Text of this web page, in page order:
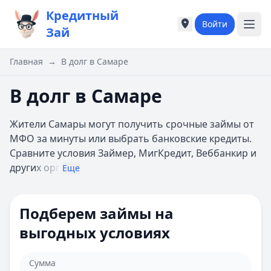
Кредитный
Зай
Города России
Астрахань
Б
Барнаул
Города России
Астрахань
Б
Барнаул
Войти
Главная → В долг в Самаре
В долг в Самаре
Жители Самары могут получить срочные займы от
МФО за минуты или выбрать банковские кредиты.
Сравните условия Займер, МигКредит, Веббанкир и
других орг Еще
Подберем займы на
выгодных условиях
Сумма